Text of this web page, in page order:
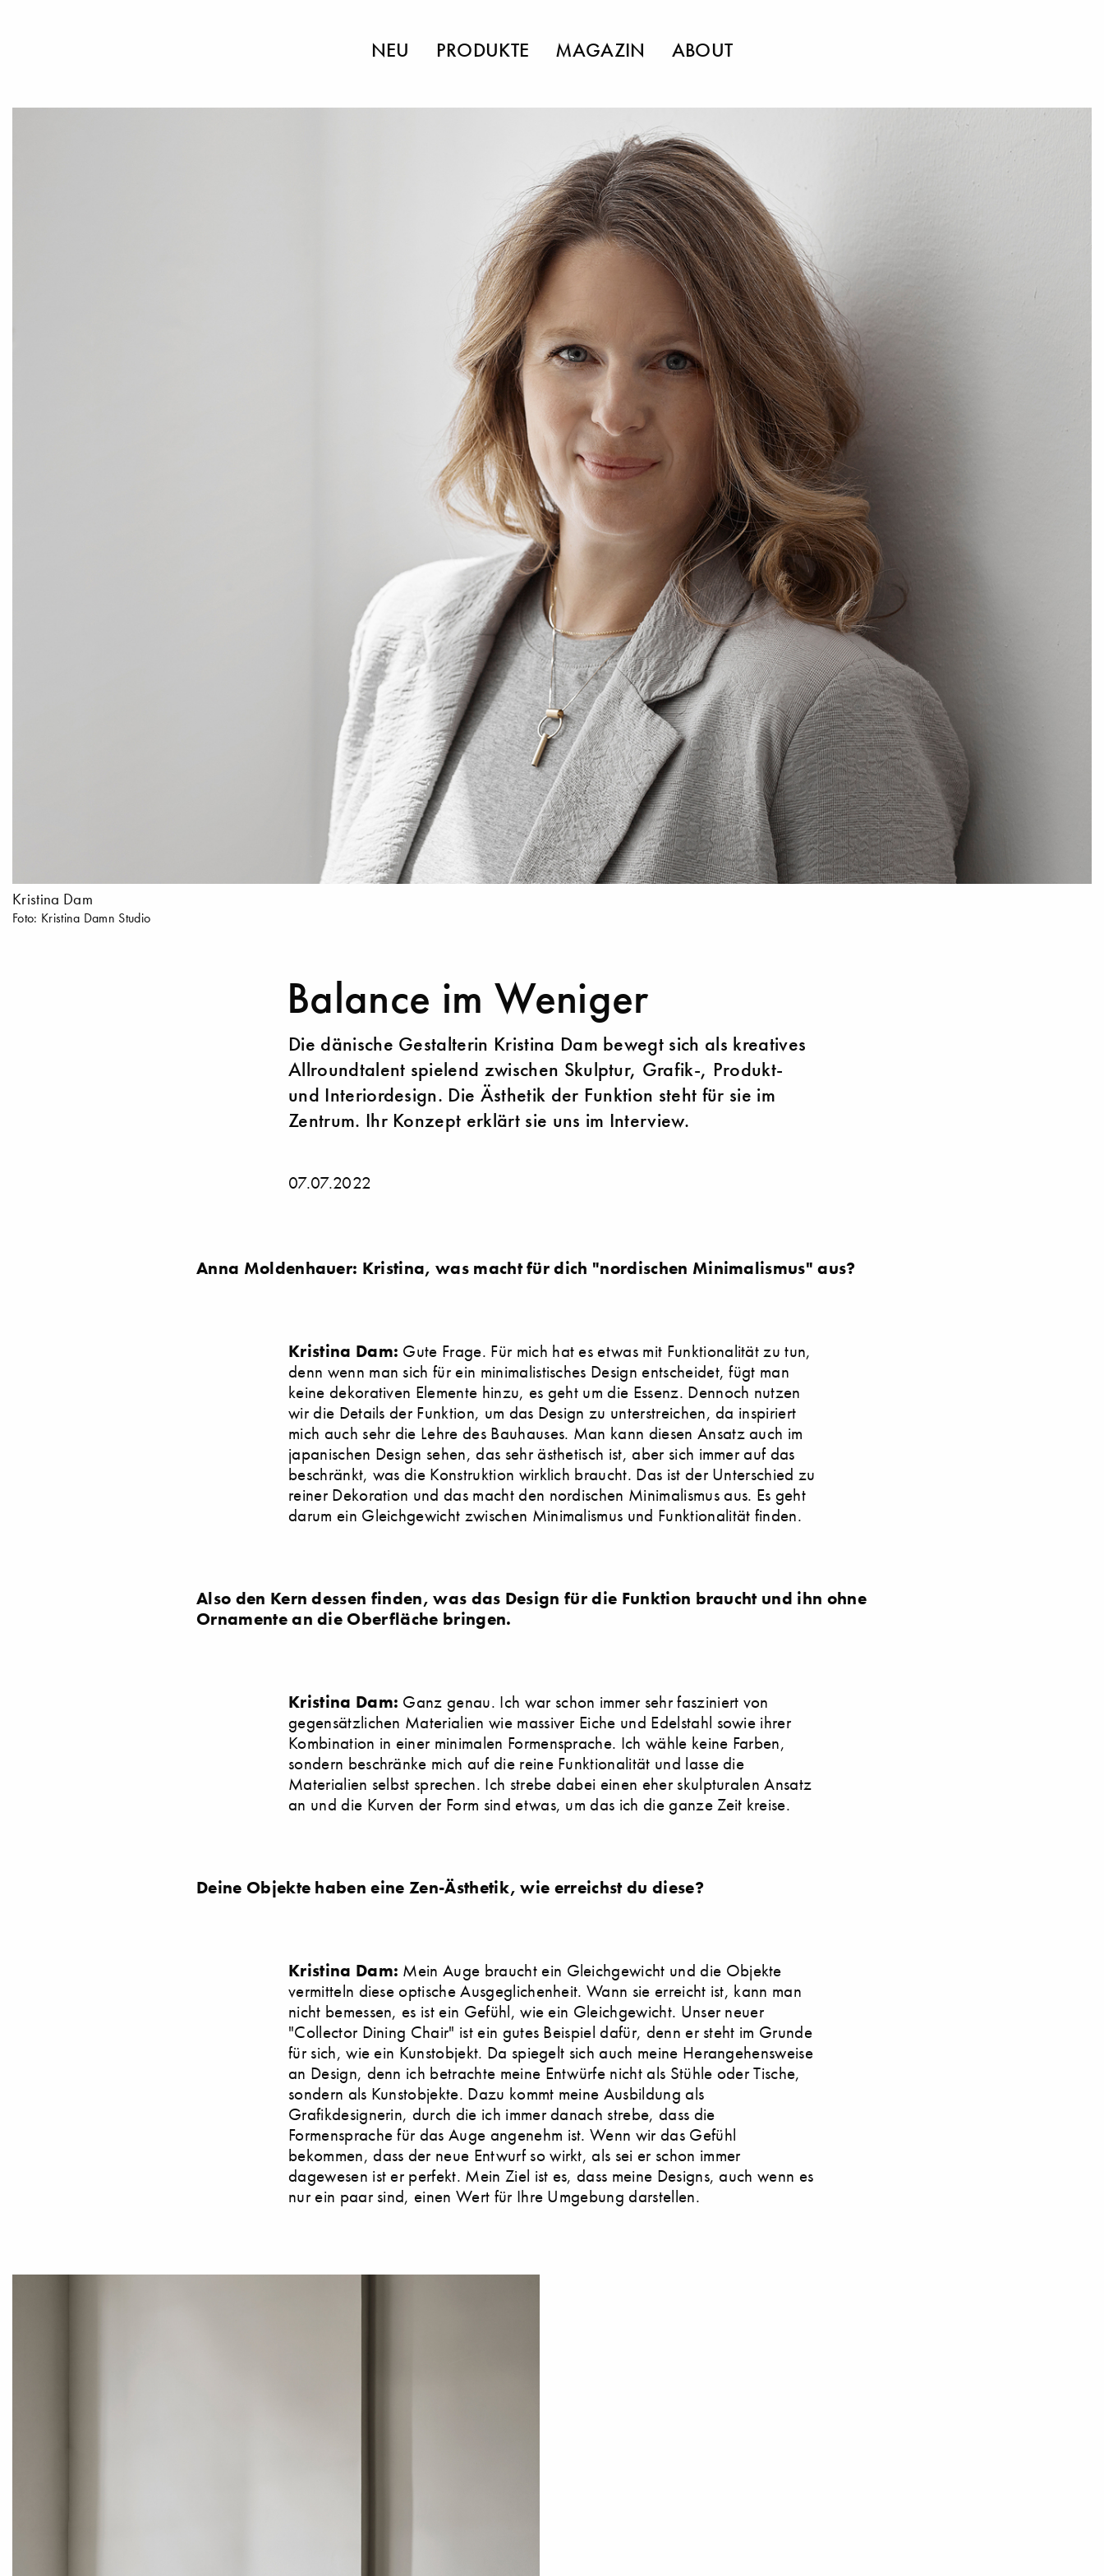
NEU PRODUKTE MAGAZIN ABOUT
Kristina Dam
Foto: Kristina Damn Studio
Balance im Weniger
Die dänische Gestalterin Kristina Dam bewegt sich als kreatives
Allroundtalent spielend zwischen Skulptur, Grafik-, Produkt-
und Interiordesign. Die Ästhetik der Funktion steht für sie im
Zentrum. Ihr Konzept erklärt sie uns im Interview.
07.07.2022
Anna Moldenhauer: Kristina, was macht für dich "nordischen Minimalismus" aus?
Kristina Dam: Gute Frage. Für mich hat es etwas mit Funktionalität zu tun,
denn wenn man sich für ein minimalistisches Design entscheidet, fügt man
keine dekorativen Elemente hinzu, es geht um die Essenz. Dennoch nutzen
wir die Details der Funktion, um das Design zu unterstreichen, da inspiriert
mich auch sehr die Lehre des Bauhauses. Man kann diesen Ansatz auch im
japanischen Design sehen, das sehr ästhetisch ist, aber sich immer auf das
beschränkt, was die Konstruktion wirklich braucht. Das ist der Unterschied zu
reiner Dekoration und das macht den nordischen Minimalismus aus. Es geht
darum ein Gleichgewicht zwischen Minimalismus und Funktionalität finden.
Also den Kern dessen finden, was das Design für die Funktion braucht und ihn ohne
Ornamente an die Oberfläche bringen.
Kristina Dam: Ganz genau. Ich war schon immer sehr fasziniert von
gegensätzlichen Materialien wie massiver Eiche und Edelstahl sowie ihrer
Kombination in einer minimalen Formensprache. Ich wähle keine Farben,
sondern beschränke mich auf die reine Funktionalität und lasse die
Materialien selbst sprechen. Ich strebe dabei einen eher skulpturalen Ansatz
an und die Kurven der Form sind etwas, um das ich die ganze Zeit kreise.
Deine Objekte haben eine Zen-Ästhetik, wie erreichst du diese?
Kristina Dam: Mein Auge braucht ein Gleichgewicht und die Objekte
vermitteln diese optische Ausgeglichenheit. Wann sie erreicht ist, kann man
nicht bemessen, es ist ein Gefühl, wie ein Gleichgewicht. Unser neuer
"Collector Dining Chair" ist ein gutes Beispiel dafür, denn er steht im Grunde
für sich, wie ein Kunstobjekt. Da spiegelt sich auch meine Herangehensweise
an Design, denn ich betrachte meine Entwürfe nicht als Stühle oder Tische,
sondern als Kunstobjekte. Dazu kommt meine Ausbildung als
Grafikdesignerin, durch die ich immer danach strebe, dass die
Formensprache für das Auge angenehm ist. Wenn wir das Gefühl
bekommen, dass der neue Entwurf so wirkt, als sei er schon immer
dagewesen ist er perfekt. Mein Ziel ist es, dass meine Designs, auch wenn es
nur ein paar sind, einen Wert für Ihre Umgebung darstellen.